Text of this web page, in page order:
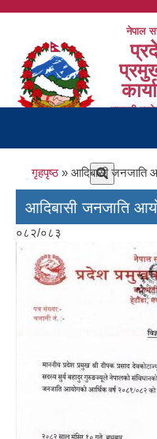
content
नेपाल
बागमती
navigation
गृहपृष्ठ आदिबासी जनजाति
आदिबासी जनजाति
०८२/०८३